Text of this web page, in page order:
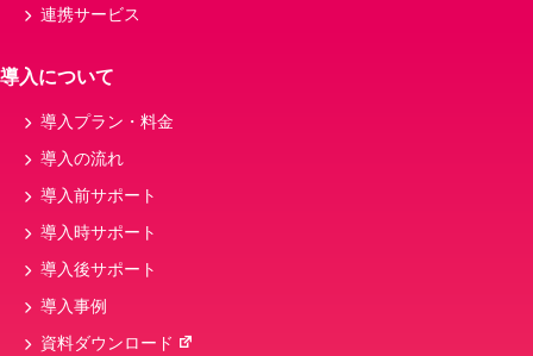
連携サービス
導入について
導入プラン・料金
導入の流れ
導入前サポート
導入時サポート
導入後サポート
導入事例
資料ダウンロード